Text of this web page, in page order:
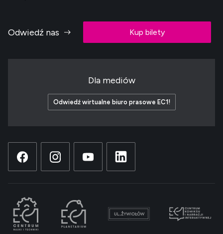
Odwiedź nas Kup bilety
Dla mediów
Odwiedź wirtualne biuro prasowe EC1!